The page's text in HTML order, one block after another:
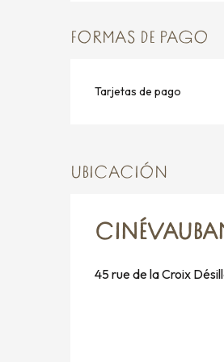
FORMAS DE PAGO
Tarjetas de pago
UBICACIÓN
45 rue de la Croix